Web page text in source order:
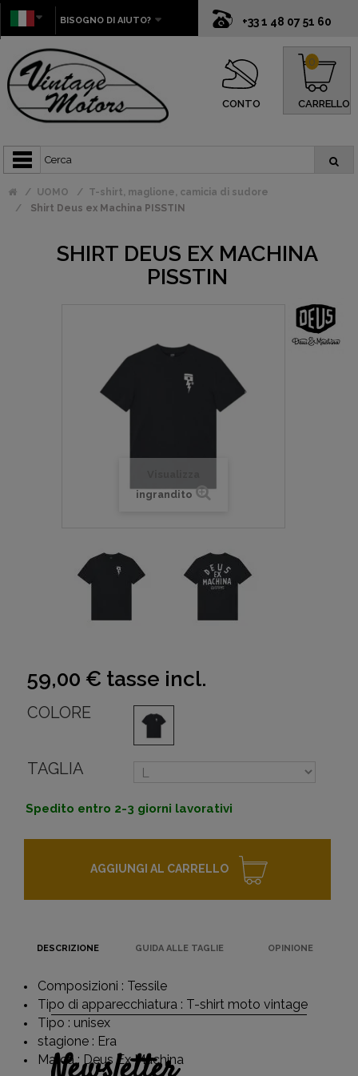
+33 1 48 07 51 60
BISOGNO DI AIUTO?
CONTO CARRELLO
0
UOMO
T-shirt, maglione, camicia di sudore
Shirt Deus ex Machina PISSTIN
SHIRT DEUS EX MACHINA
PISSTIN
ingrandito
59,00 € tasse incl.
COLORE
TAGLIA
Spedito entro 2-3 giorni lavorativi
AGGIUNGI AL CARRELLO
DESCRIZIONE GUIDA ALLE TAGLIE OPINIONE
Composizioni : Tessile
Tipo di apparecchiatura : T-shirt moto vintage
Tipo : unisex
stagione : Era
Marca : Deus Ex Machina